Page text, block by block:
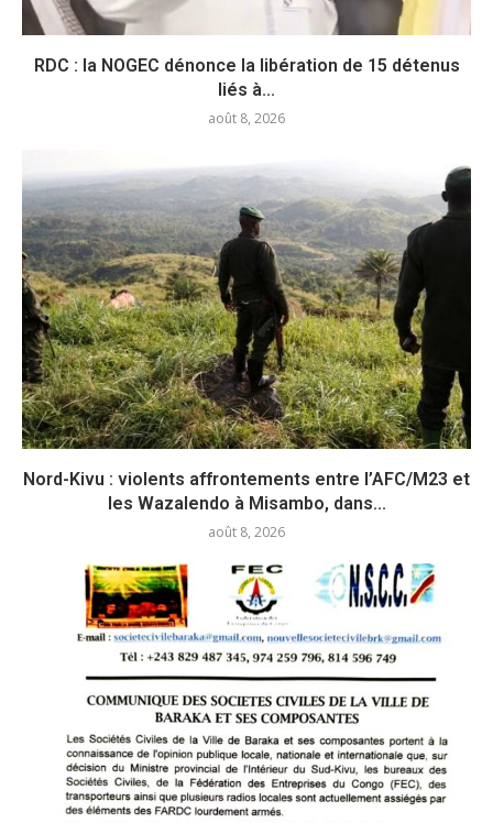
RDC : la NOGEC dénonce la libération de 15 détenus
liés à...
août 8, 2026
Nord-Kivu : violents affrontements entre l’AFC/M23 et
les Wazalendo à Misambo, dans...
août 8, 2026